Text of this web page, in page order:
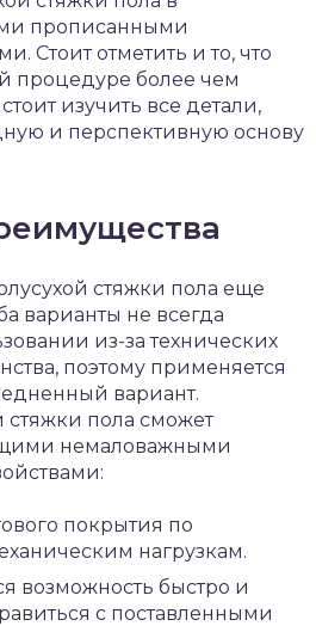
прописанными
Стоит отметить и то, что
процедуре более чем
изучить все детали,
и перспективную основу
стяжки пола еще
варианты не всегда
из-за технических
поэтому применяется
вариант.
стяжки пола сможет
немаловажными
покрытия по
нагрузкам.
возможность быстро и
с поставленными